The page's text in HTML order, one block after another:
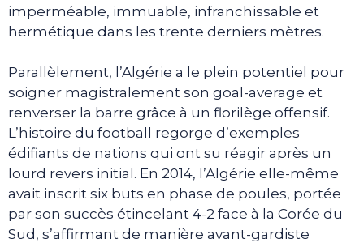
imperméable, immuable, infranchissable et
hermétique dans les trente derniers mètres.
Parallèlement, l’Algérie a le plein potentiel pour
soigner magistralement son goal-average et
renverser la barre grâce à un florilège offensif.
L’histoire du football regorge d’exemples
édifiants de nations qui ont su réagir après un
lourd revers initial. En 2014, l’Algérie elle-même
avait inscrit six buts en phase de poules, portée
par son succès étincelant 4-2 face à la Corée du
Sud, s’affirmant de manière avant-gardiste